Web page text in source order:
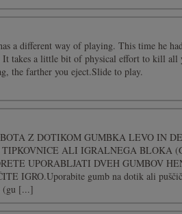
a different way of playing. This time he
takes a little bit of physical effort to kill all
the farther you eject.Slide to play.
Z DOTIKOM GUMBKA LEVO IN
ALI IGRALNEGA BLOKA
UPORABLJATI DVEH GUMBOV
IGRO.Uporabite gumb na dotik ali
(gu [...]